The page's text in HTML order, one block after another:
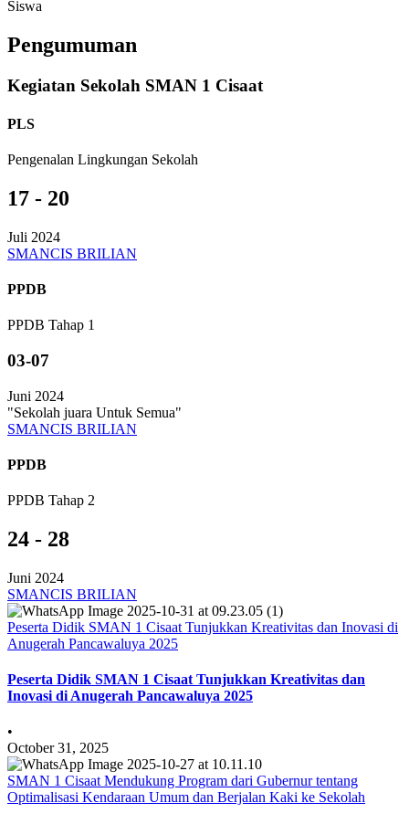
Siswa
Pengumuman
Kegiatan Sekolah SMAN 1 Cisaat
PLS
Pengenalan Lingkungan Sekolah
17 - 20
Juli 2024
SMANCIS BRILIAN
PPDB
PPDB Tahap 1
03-07
Juni 2024
"Sekolah juara Untuk Semua"
SMANCIS BRILIAN
PPDB
PPDB Tahap 2
24 - 28
Juni 2024
SMANCIS BRILIAN
Peserta Didik SMAN 1 Cisaat Tunjukkan Kreativitas dan Inovasi di
Anugerah Pancawaluya 2025
Peserta Didik SMAN 1 Cisaat Tunjukkan Kreativitas dan
Inovasi di Anugerah Pancawaluya 2025
•
October 31, 2025
SMAN 1 Cisaat Mendukung Program dari Gubernur tentang
Optimalisasi Kendaraan Umum dan Berjalan Kaki ke Sekolah